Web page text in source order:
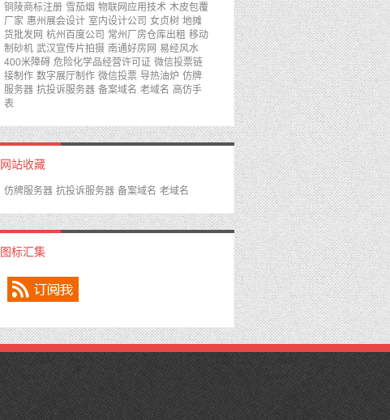
铜陵商标注册 雪茄烟 物联网应用技术 木皮包覆
厂家 惠州展会设计 室内设计公司 女贞树 地摊
货批发网 杭州百度公司 常州厂房仓库出租 移动
制砂机 武汉宣传片拍摄 南通好房网 易经风水
400米障碍 危险化学品经营许可证 微信投票链
接制作 数字展厅制作 微信投票 导热油炉 仿牌
服务器 抗投诉服务器 备案域名 老域名 高仿手
表
网站收藏
仿牌服务器 抗投诉服务器 备案域名 老域名
图标汇集